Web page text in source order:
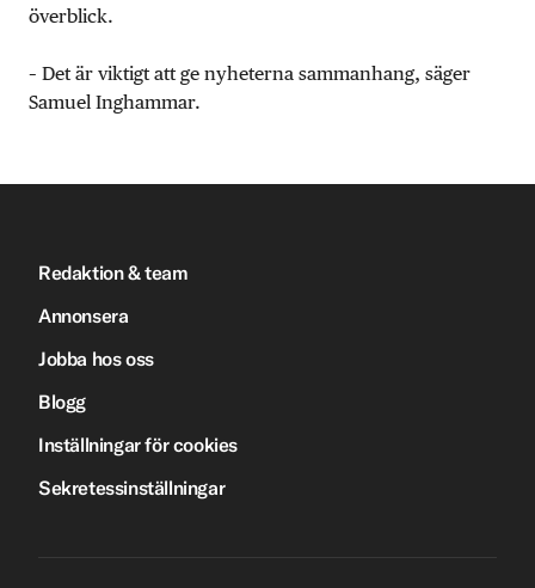
överblick.
– Det är viktigt att ge nyheterna sammanhang, säger
Samuel Inghammar.
Redaktion & team
Annonsera
Jobba hos oss
Blogg
Inställningar för cookies
Sekretessinställningar